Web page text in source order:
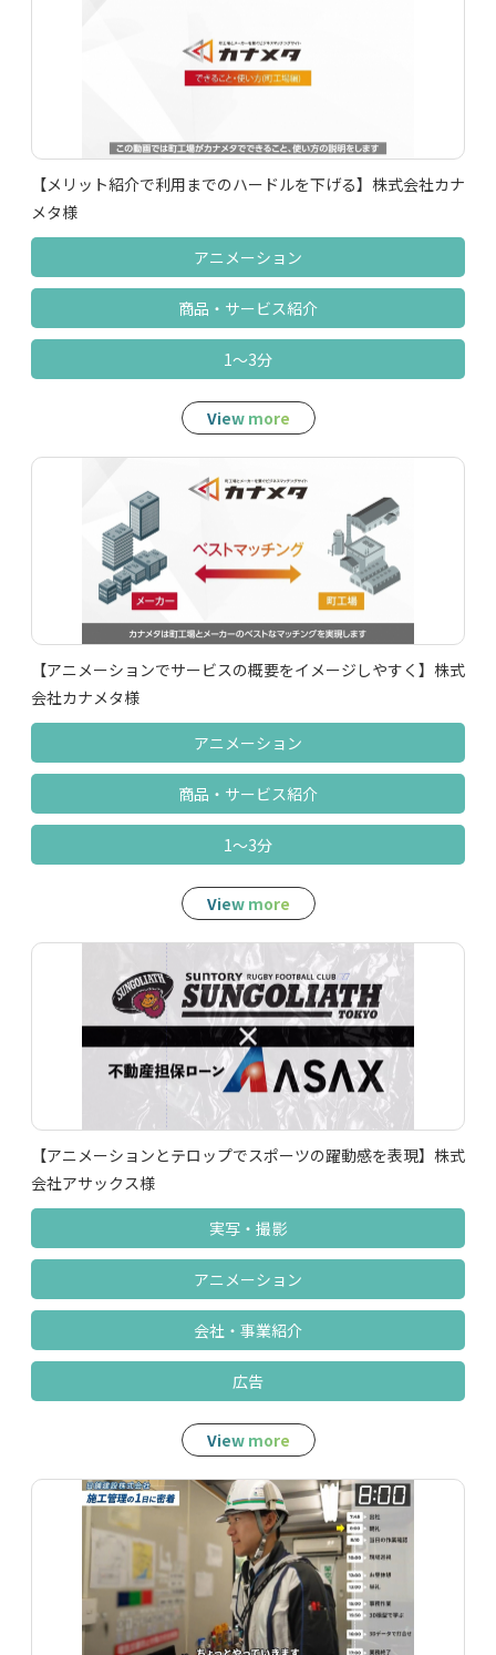
【メリット紹介で利用までのハードルを下げる】株式会社カナ
メタ様
アニメーション
商品‧サービス紹介
1～3分
View more
【アニメーションでサービスの概要をイメージしやすく】株式
会社カナメタ様
アニメーション
商品‧サービス紹介
1～3分
View more
【アニメーションとテロップでスポーツの躍動感を表現】株式
会社アサックス様
実写‧撮影
アニメーション
会社‧事業紹介
広告
View more